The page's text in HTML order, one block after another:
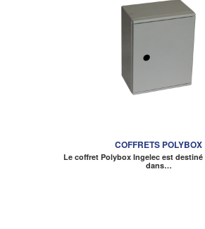
COFFRETS POLYBOX
Le coffret Polybox Ingelec est destiné
dans…